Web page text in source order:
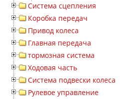
Система сцепления
Коробка передач
Привод колеса
Главная передача
тормозная система
Ходовая часть
Система подвески колеса
Рулевое управление